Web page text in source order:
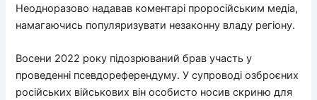
Неодноразово надавав коментарі проросійським медіа,
намагаючись популяризувати незаконну владу регіону.
Восени 2022 року підозрюваний брав участь у
проведенні псевдореферендуму. У супроводі озброєних
російських військових він особисто носив скриню для